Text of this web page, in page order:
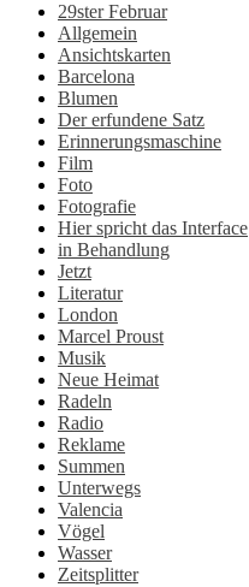
29ster Februar
Allgemein
Ansichtskarten
Barcelona
Blumen
Der erfundene Satz
Erinnerungsmaschine
Film
Foto
Fotografie
Hier spricht das Interface
in Behandlung
Jetzt
Literatur
London
Marcel Proust
Musik
Neue Heimat
Radeln
Radio
Reklame
Summen
Unterwegs
Valencia
Vögel
Wasser
Zeitsplitter